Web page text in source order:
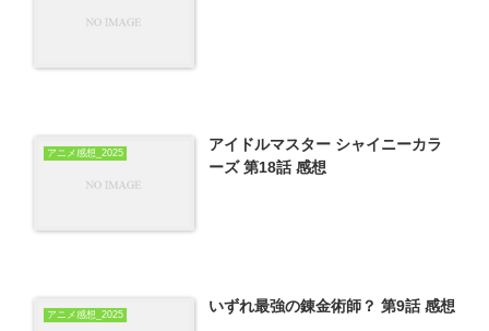
アニメ感想_2025
アイドルマスター シャイニーカラ
ーズ 第18話 感想
アニメ感想_2025 いずれ最強の錬金術師？ 第9話 感想